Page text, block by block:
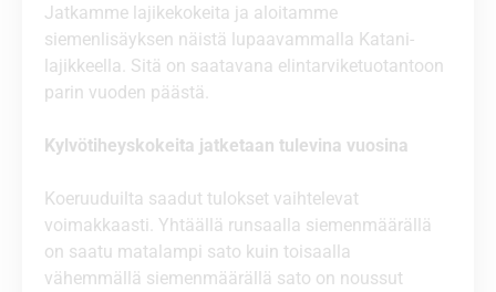
Jatkamme lajikekokeita ja aloitamme
siemenlisäyksen näistä lupaavammalla Katani-
lajikkeella. Sitä on saatavana elintarviketuotantoon
parin vuoden päästä.
Kylvötiheyskokeita jatketaan tulevina vuosina
Koeruuduilta saadut tulokset vaihtelevat
voimakkaasti. Yhtäällä runsaalla siemenmäärällä
on saatu matalampi sato kuin toisaalla
vähemmällä siemenmäärällä sato on noussut